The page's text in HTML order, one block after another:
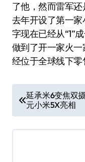
了他，然而雷军
去年开设了第一
字现在已经从“1”
做到了开一家火
经位于全球线下
章
导
延承米6变焦双
元小米5X亮相